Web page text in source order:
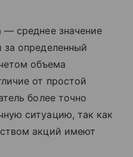
— среднее значение
за определенный
объема
от простой
более точно
ситуацию, так как
акций имеют